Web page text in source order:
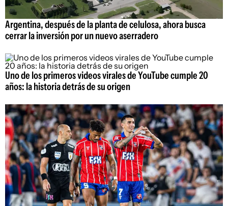
Argentina, después de la planta de celulosa, ahora busca
cerrar la inversión por un nuevo aserradero
Uno de los primeros videos virales de YouTube cumple 20
años: la historia detrás de su origen